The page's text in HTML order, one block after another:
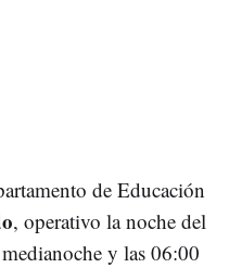
de Educación
, operativo la noche del
y las 06:00